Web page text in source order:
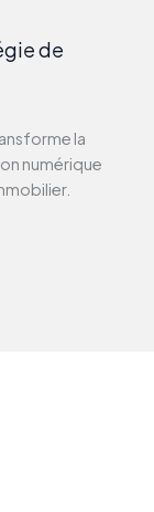
de
la
numérique